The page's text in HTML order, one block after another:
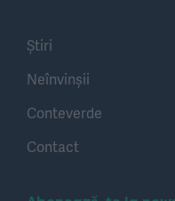
Știri
Neînvinșii
Conteverde
Contact